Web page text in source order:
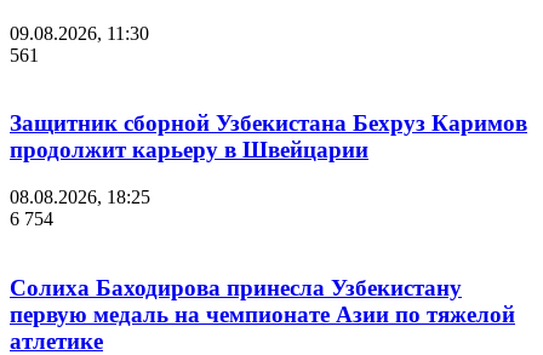
09.08.2026, 11:30
561
Защитник сборной Узбекистана Бехруз Каримов
продолжит карьеру в Швейцарии
08.08.2026, 18:25
6 754
Солиха Баходирова принесла Узбекистану
первую медаль на чемпионате Азии по тяжелой
атлетике